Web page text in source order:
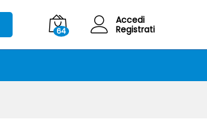
64
Accedi
Registrati